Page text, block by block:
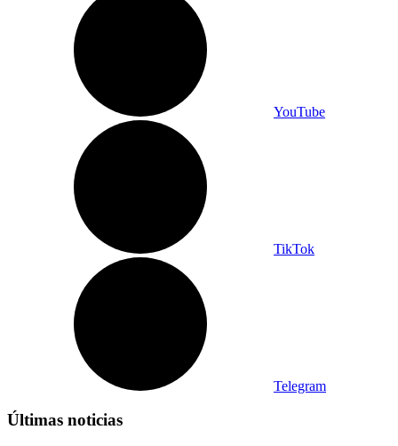
YouTube
TikTok
Telegram
Últimas noticias